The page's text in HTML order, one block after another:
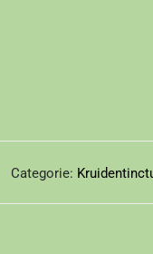
Categorie: